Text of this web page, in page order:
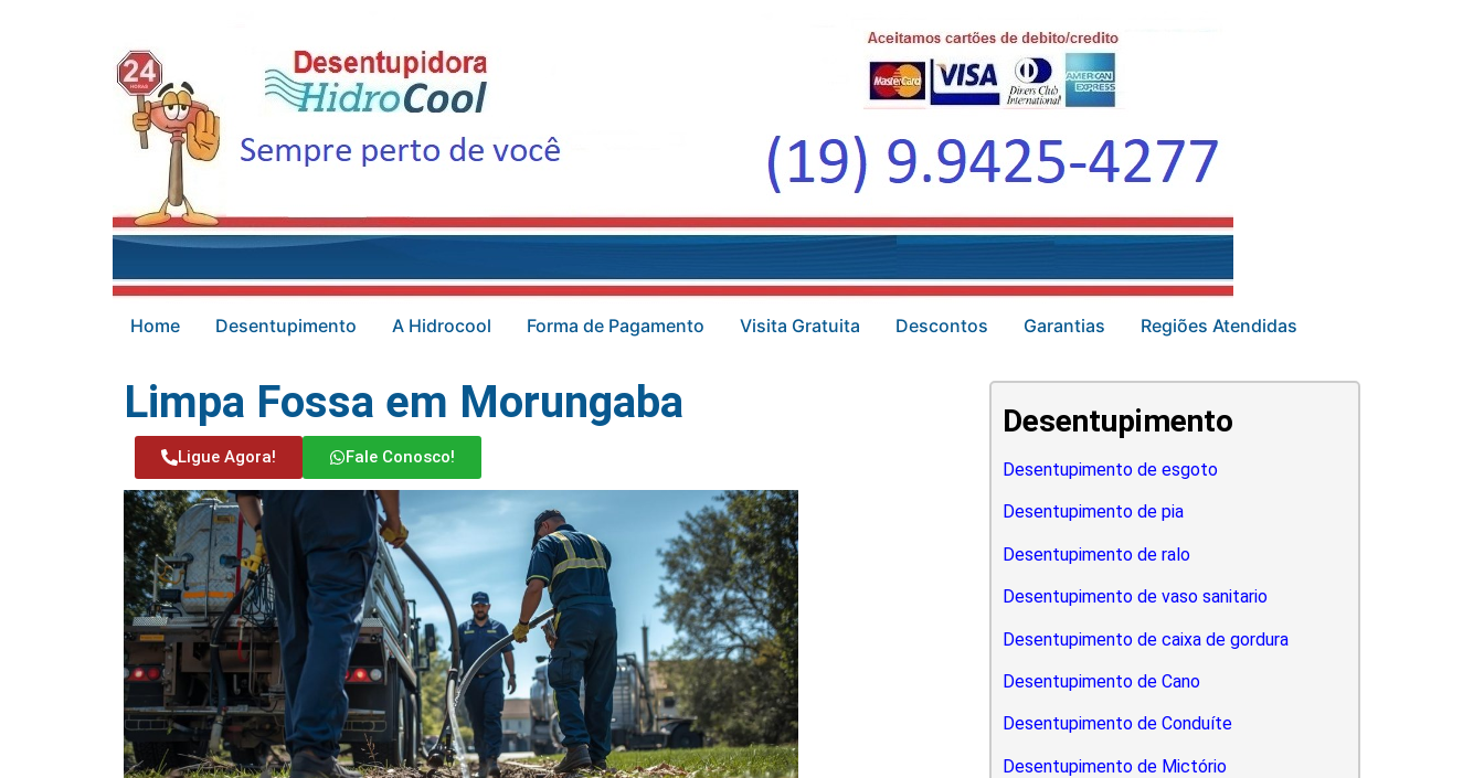
Home Desentupimento A Hidrocool Forma de Pagamento Visita Gratuita Descontos Garantias Regiões Atendidas
Limpa Fossa em Morungaba
Ligue Agora! Fale Conosco!
Desentupimento
Desentupimento de esgoto
Desentupimento de pia
Desentupimento de ralo
Desentupimento de vaso sanitario
Desentupimento de caixa de gordura
Desentupimento de Cano
Desentupimento de Conduíte
Desentupimento de Mictório